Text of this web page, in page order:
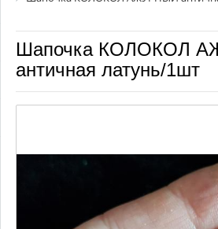
Шапочка КОЛОКОЛ
античная латунь/1шт